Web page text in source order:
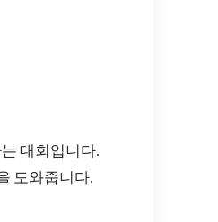
대회입니다.
도와줍니다.